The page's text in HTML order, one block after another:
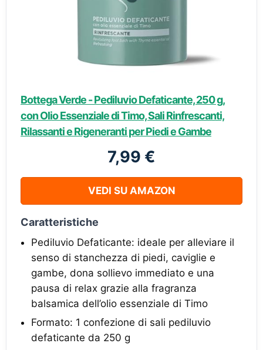
Bottega Verde - Pediluvio Defaticante, 250 g,
con Olio Essenziale di Timo, Sali Rinfrescanti,
Rilassanti e Rigeneranti per Piedi e Gambe
7,99 €
VEDI SU AMAZON
Caratteristiche
Pediluvio Defaticante: ideale per alleviare il
senso di stanchezza di piedi, caviglie e
gambe, dona sollievo immediato e una
pausa di relax grazie alla fragranza
balsamica dell’olio essenziale di Timo
Formato: 1 confezione di sali pediluvio
defaticante da 250 g